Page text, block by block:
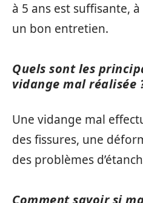
à 5 ans est suffisante,
un bon entretien.
Quels sont les
vidange mal réalisée
Une vidange mal
des fissures, une
des problèmes
Comment savoir si